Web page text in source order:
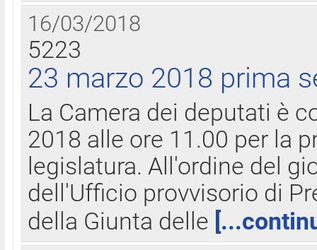
16/03/2018
5223
23 marzo 2018 prima
La Camera dei deputati è
2018 alle ore 11.00 per la
legislatura. All'ordine del
dell'Ufficio provvisorio di
della Giunta delle